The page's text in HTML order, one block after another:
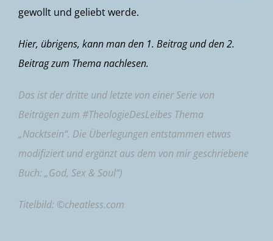
gewollt und geliebt werde.
Hier, übrigens, kann man den 1. Beitragund den2.
Beitragzum Thema nachlesen.
Das ist der dritte und letzte von einer Serie von
Beiträgen zum #TheologieDesLeibes Thema
„Nacktsein“. Die Überlegungen entstammen etwas
modifiziert und ergänzt aus dem von mir geschriebene
Buch: „God, Sex & Soul“)
Titelbild: ©cheatless.com